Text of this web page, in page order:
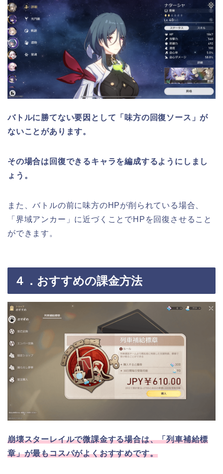
バトルに勝てない要因として「味方の回復ソース」が
ないことがあります。
その場合は回復できるキャラを編成するようにしまし
ょう。
また、バトルの前に味方のHPが削られている場合、
「界域アンカー」に近づくことでHPを回復させること
ができます。
４．おすすめの課金方法
崩壊スターレイルで微課金する場合は、「列車補給標
章」が最もコスパがよくおすすめです。